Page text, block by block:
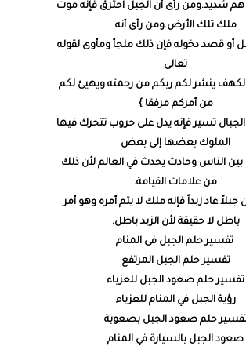
هم شديد.ومن رأى أن الجبل احترق فإنه موت
ملك تلك الأرض.ومن رأى أنه
أو قصد دخوله فإن ذلك ملجأ ومأوى لقوله
تعالى
الكهف ينشر لكم ربكم من رحمته ويهيئ لكم
من أمركم مرفقا }
تسير فإنه يدل على حروب تتحرك فيها
الملوك بعضها إلى بعض
الناس وحادث يحدث في العالم لأن ذلك
من علامات القيامة.
جبلاً عاد زبداً فإنه ملك لا يتم أمره وهو أمر
باطل لا حقيقة لأن الزبد باطل.
تفسير حلم الجبل فى المنام
تفسير حلم الجبل المرتفع
تفسير حلم صعود الجبل للعزباء
رؤية الجبل في المنام للعزباء
حلم صعود الجبل بصعوبة
صعود الجبل بالسيارة في المنام